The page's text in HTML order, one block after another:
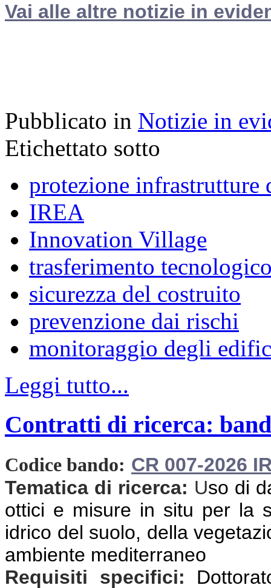
Vai alle altre notizie in
Pubblicato in Notizie in
Etichettato sotto
protezione infrastrutture
IREA
Innovation Village
trasferimento
sicurezza del costruito
prevenzione dai rischi
monitoraggio degli
Leggi tutto...
Contratti di ricerca:
Codice bando: CR 007-2026
Tematica di ricerca: Uso di
ottici e misure in situ per la
idrico del suolo, della
ambiente mediterraneo
Requisiti specifici: